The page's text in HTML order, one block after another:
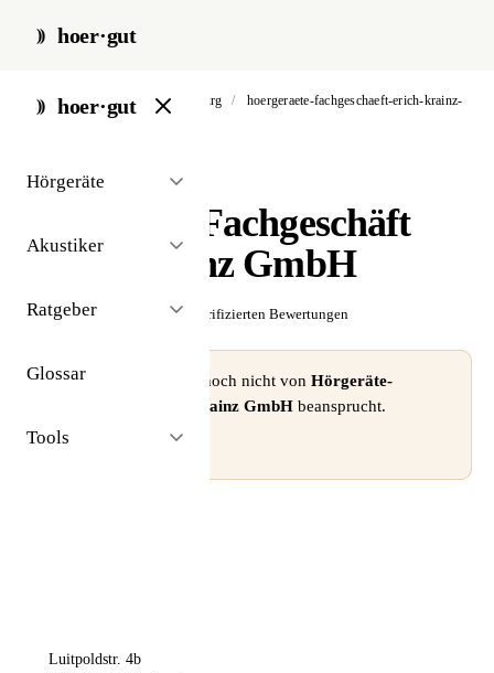
hoer·gut
hoer·gut
Hörgeräte
Akustiker
Ratgeber
Glossar
Tools
start / akustiker / aschaffenburg /
hoergeraete-fachgeschaeft-erich-krainz-
// akustiker · aschaffenburg
Hörgeräte-Fachgeschäft
Erich Krainz GmbH
☆☆☆☆☆ Noch keine verifizierten Bewertungen
⚠ Dieses Profil wurde noch nicht von Hörgeräte-
Fachgeschäft Erich Krainz GmbH beansprucht.
Profil beanspruchen →
Luitpoldstr. 4b